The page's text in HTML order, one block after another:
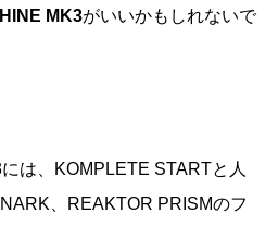
MK3がいいかもしれないで
は、KOMPLETE STARTと人
、REAKTOR PRISMのフ